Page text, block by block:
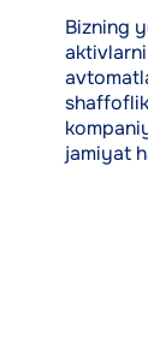
Bizning
jamiyat